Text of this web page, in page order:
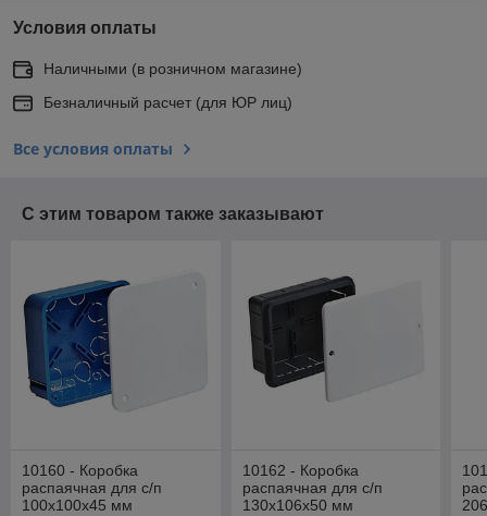
Условия оплаты
Наличными (в розничном магазине)
Безналичный расчет (для ЮР лиц)
Все условия оплаты
С этим товаром также заказывают
10160 - Коробка
распаячная для с/п
100х100х45 мм
10162 - Коробка
распаячная для с/п
130х106х50 мм